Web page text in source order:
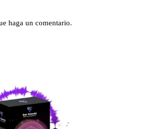
haga un comentario.